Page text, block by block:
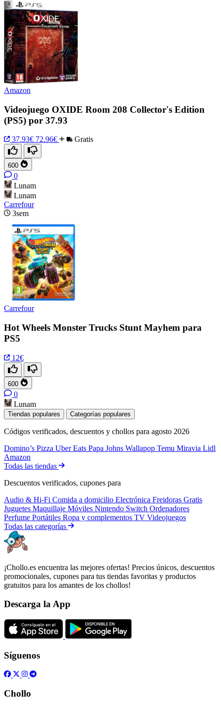
Amazon
Videojuego OXIDE Room 208 Collector's Edition
(PS5) por 37.93
37.93€ 72.96€ Gratis
600
0
Lunam
Lunam
Carrefour
3sem
Carrefour
Hot Wheels Monster Trucks Stunt Mayhem para
PS5
12€
600
0
Lunam
Tiendas populares Categorías populares
Códigos verificados, descuentos y chollos para agosto 2026
Domino’s Pizza Uber Eats Papa Johns Wallapop Temu Miravia Lidl
Amazon
Todas las tiendas
Descuentos verificados, cupones para
Audio & Hi-Fi Comida a domicilio Electrónica Freidoras Gratis
Juguetes Maquillaje Móviles Nintendo Switch Ordenadores
Perfume Portátiles Ropa y complementos TV Videojuegos
Todas las categorías
¡Chollo.es encuentra las mejores ofertas! Precios únicos, descuentos
promocionales, cupones para tus tiendas favoritas y productos
gratuitos para los amantes de los chollos!
Descarga la App
Síguenos
Chollo